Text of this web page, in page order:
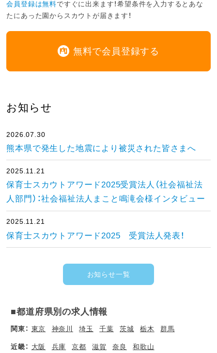
会員登録は無料ですぐに出来ます！希望条件を入力するとあな
たにあった園からスカウトが届きます！
無料で会員登録する
お知らせ
2026.07.30
熊本県で発生した地震により被災された皆さまへ
2025.11.21
保育士スカウトアワード2025受賞法人（社会福祉法
人部門）：社会福祉法人まこと鳴滝会様インタビュー
2025.11.21
保育士スカウトアワード2025 受賞法人発表！
お知らせ一覧
■都道府県別の求人情報
関東： 東京 神奈川 埼玉 千葉 茨城 栃木 群馬
近畿： 大阪 兵庫 京都 滋賀 奈良 和歌山